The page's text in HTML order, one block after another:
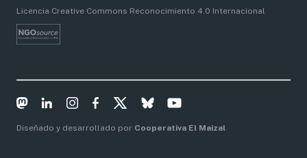
Licencia Creative Commons Reconocimiento 4.0 Internacional
Diseñado y desarrollado por Cooperativa El Maizal